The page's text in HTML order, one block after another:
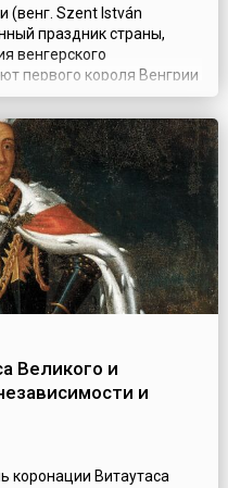
(венг. Szent István
праздник страны,
венгерского
первого короля Венгрии
король Венгрии,
коронован 20 августа
Иштван I правил
Великого и
и
коронации Витаутаса